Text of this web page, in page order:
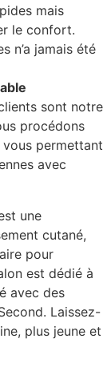
mais
le confort.
n’a jamais été
sont notre
procédons
vous permettant
avec
une
cutané,
pour
est dédié à
avec des
Laissez-
plus jeune et